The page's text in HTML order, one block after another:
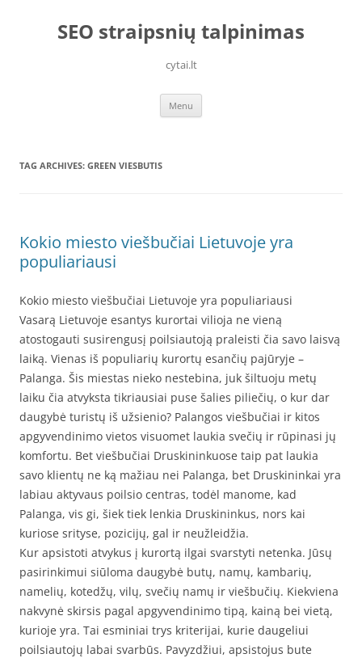
contentSEO straipsnių talpinimas
cytai.lt
Menu
TAG ARCHIVES: GREEN VIESBUTIS
Kokio miesto viešbučiai Lietuvoje yra
populiariausi
Kokio miesto viešbučiai Lietuvoje yra populiariausi
Vasarą Lietuvoje esantys kurortai vilioja ne vieną
atostogauti susirengusį poilsiautoją praleisti čia savo laisvą
laiką. Vienas iš populiarių kurortų esančių pajūryje –
Palanga. Šis miestas nieko nestebina, juk šiltuoju metų
laiku čia atvyksta tikriausiai puse šalies piliečių, o kur dar
daugybė turistų iš užsienio? Palangos viešbučiai ir kitos
apgyvendinimo vietos visuomet laukia svečių ir rūpinasi jų
komfortu. Bet viešbučiai Druskininkuose taip pat laukia
savo klientų ne ką mažiau nei Palanga, bet Druskininkai yra
labiau aktyvaus poilsio centras, todėl manome, kad
Palanga, vis gi, šiek tiek lenkia Druskininkus, nors kai
kuriose srityse, pozicijų, gal ir neužleidžia.
Kur apsistoti atvykus į kurortą ilgai svarstyti netenka. Jūsų
pasirinkimui siūloma daugybė butų, namų, kambarių,
namelių, kotedžų, vilų, svečių namų ir viešbučių. Kiekviena
nakvynė skirsis pagal apgyvendinimo tipą, kainą bei vietą,
kurioje yra. Tai esminiai trys kriterijai, kurie daugeliui
poilsiautojų labai svarbūs. Pavyzdžiui, apsistojus bute